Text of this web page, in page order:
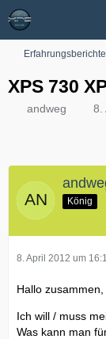
XPS 730
andweg 8.
König
8. April 2012 um
Hallo zusammen,
Ich will / muss
Was kann man